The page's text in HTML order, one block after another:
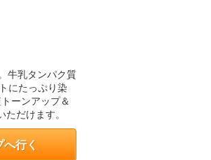
牛乳タンパク質
にたっぷり染
ーンアップ＆
だけます。
へ行く